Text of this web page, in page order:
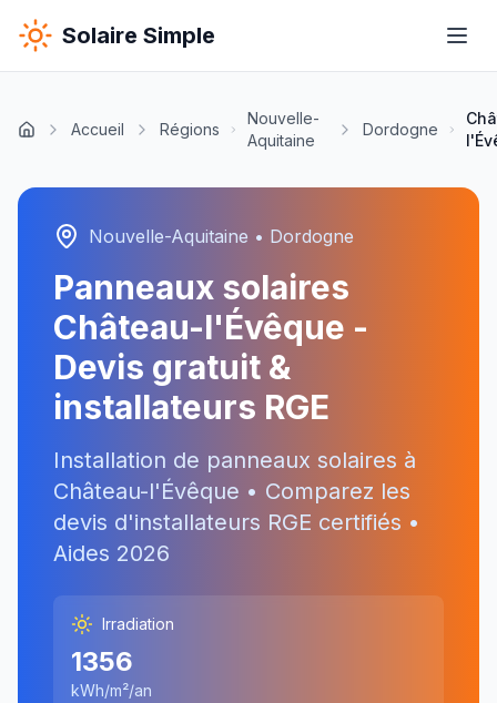
Solaire Simple
Accueil Régions
Nouvelle-
Aquitaine
Dordogne
Nouvelle-Aquitaine • Dordogne
Panneaux solaires
Château-l'Évêque -
Devis gratuit &
installateurs RGE
Installation de panneaux solaires à
Château-l'Évêque • Comparez les
devis d'installateurs RGE certifiés •
Aides 2026
Irradiation
1356
kWh/m²/an